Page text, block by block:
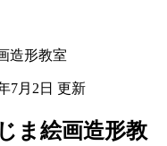
造形教室
7月2日 更新
ま絵画造形教